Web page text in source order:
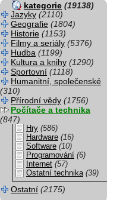
kategorie (19138)
Jazyky (2110)
Geografie (1804)
Historie (1153)
Filmy a seriály (5376)
Hudba (1199)
Kultura a knihy (1290)
Sportovní (1118)
Humanitní, společenské
(310)
Přírodní vědy (1756)
Počítače a technika
(847)
Hry (586)
Hardware (16)
Software (10)
Programování (6)
Internet (57)
Ostatní technika (39)
Ostatní (2175)